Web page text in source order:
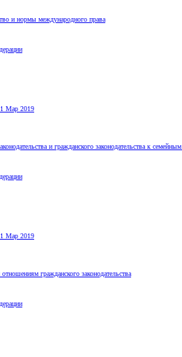
и нормы международного права
Мар 2019
и гражданского законодательства к
Мар 2019
гражданского законодательства